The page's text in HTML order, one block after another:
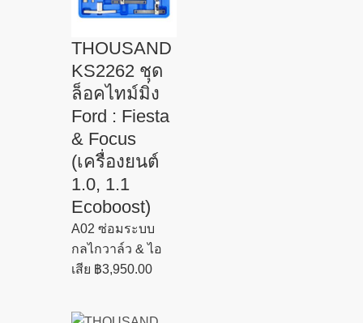
THOUSAND
KS2262 ชุด
ล็อคไทม์มิ่ง
Ford : Fiesta
& Focus
(เครื่องยนต์
1.0, 1.1
Ecoboost)
A02 ซ่อมระบบ
กลไกวาล์ว & ไอ
เสีย ฿3,950.00